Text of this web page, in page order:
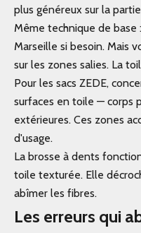
plus généreux sur la
Même technique de base
Marseille si besoin. Mais
sur les zones salies. La
Pour les sacs ZEDE,
surfaces en toile — corps
extérieures. Ces zones
d'usage.
La brosse à dents
toile texturée. Elle
abîmer les fibres.
Les erreurs qui